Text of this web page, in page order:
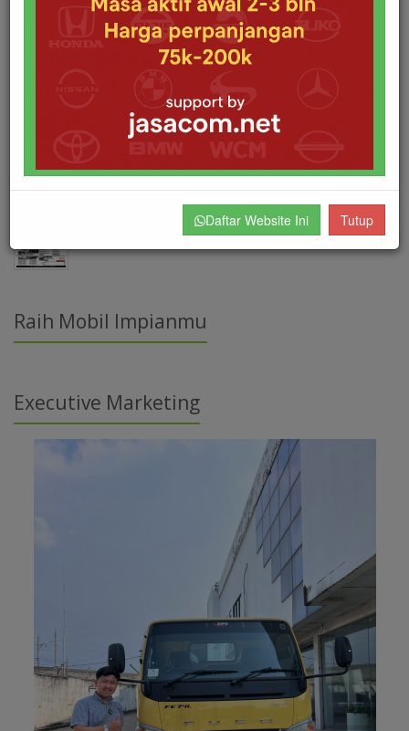
Daftar Website Ini Tutup
Promo Mitsubishi L300 Tangerang
Promo Mitsubishi Fuso FE74
Promo Mitsubishi Fuso FE71
Price List Harga Mitsubishi Tangerang 2026
Raih Mobil Impianmu
Executive Marketing